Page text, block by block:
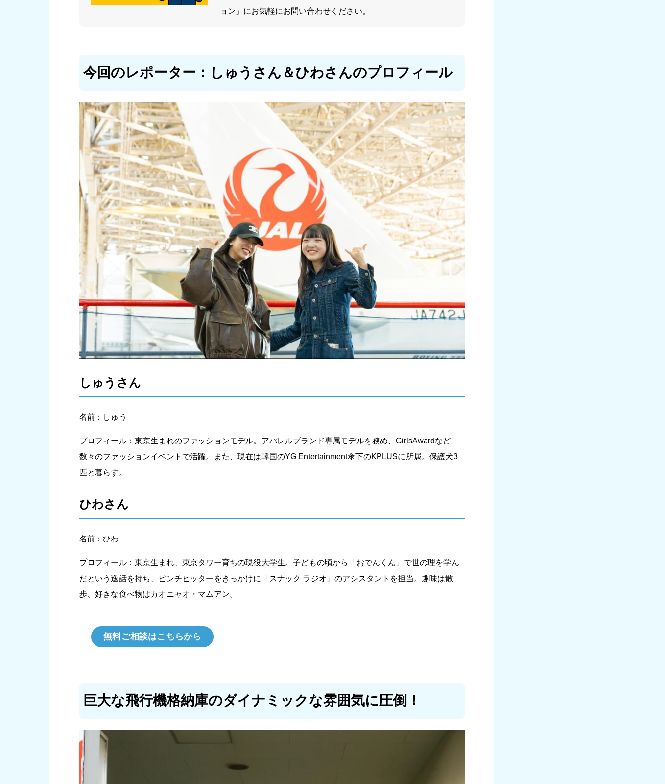
ョン」にお気軽にお問い合わせください。
今回のレポーター：しゅうさん＆ひわさんのプロフィール
しゅうさん
名前：しゅう
プロフィール：東京生まれのファッションモデル。アパレルブランド専属モデルを務め、GirlsAwardなど
数々のファッションイベントで活躍。また、現在は韓国のYG Entertainment傘下のKPLUSに所属。保護犬3
匹と暮らす。
ひわさん
名前：ひわ
プロフィール：東京生まれ、東京タワー育ちの現役大学生。子どもの頃から「おでんくん」で世の理を学ん
だという逸話を持ち、ピンチヒッターをきっかけに「スナック ラジオ」のアシスタントを担当。趣味は散
歩、好きな食べ物はカオニャオ・マムアン。
無料ご相談はこちらから
巨大な飛行機格納庫のダイナミックな雰囲気に圧倒！